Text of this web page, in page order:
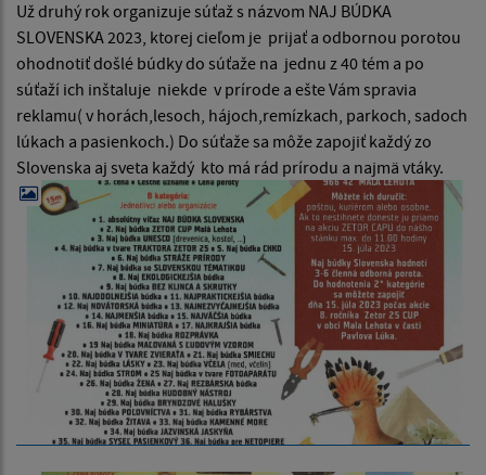
Už druhý rok organizuje súťaž s názvom NAJ BÚDKA
SLOVENSKA 2023, ktorej cieľom je prijať a odbornou porotou
ohodnotiť došlé búdky do súťaže na jednu z 40 tém a po
súťaží ich inštaluje niekde v prírode a ešte Vám spravia
reklamu( v horách,lesoch, hájoch,remízkach, parkoch, sadoch
lúkach a pasienkoch.) Do súťaže sa môže zapojiť každý zo
Slovenska aj sveta každý kto má rád prírodu a najmä vtáky.